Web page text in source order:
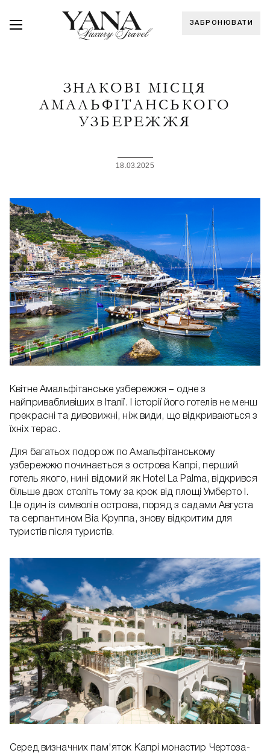
ЗАБРОНЮВАТИ
ЗНАКОВІ МІСЦЯ
АМАЛЬФІТАНСЬКОГО
УЗБЕРЕЖЖЯ
18.03.2025
Квітне Амальфітанське узбережжя – одне з
найпривабливіших в Італії. І історії його готелів не менш
прекрасні та дивовижні, ніж види, що відкриваються з
їхніх терас.
Для багатьох подорож по Амальфітанському
узбережжю починається з острова Капрі, перший
готель якого, нині відомий як Hotel La Palma, відкрився
більше двох століть тому за крок від площі Умберто I.
Це один із символів острова, поряд з садами Августа
та серпантином Віа Круппа, знову відкритим для
туристів після туристів.
Серед визначних пам'яток Капрі монастир Чертоза-